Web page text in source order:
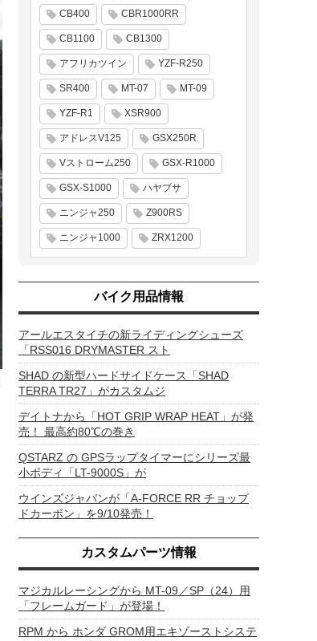
CB400 CBR1000RR
CB1100 CB1300
アフリカツイン YZF-R250
SR400 MT-07 MT-09
YZF-R1 XSR900
アドレスV125 GSX250R
Vストローム250 GSX-R1000
GSX-S1000 ハヤブサ
ニンジャ250 Z900RS
ニンジャ1000 ZRX1200
バイク用品情報
アールエスタイチの新ライディングシューズ
「RSS016 DRYMASTER スト
SHAD の新型ハードサイドケース「SHAD
TERRA TR27」がカスタムジ
デイトナから「HOT GRIP WRAP HEAT」が発
売！ 最高約80℃の巻き
QSTARZ の GPSラップタイマーにシリーズ最
小ボディ「LT-9000S」が
ウインズジャパンが「A-FORCE RR チョップ
ドカーボン」を9/10発売！
カスタムパーツ情報
マジカルレーシングから MT-09／SP（24）用
「フレームガード」が登場！
RPM から ホンダ GROM用エキゾーストシステ